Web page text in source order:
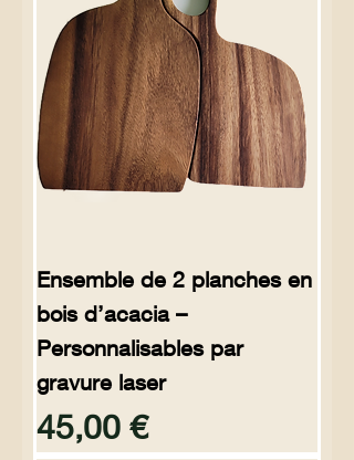
Ensemble de 2 planches en
bois d’acacia –
Personnalisables par
gravure laser
Preço
45,00 €